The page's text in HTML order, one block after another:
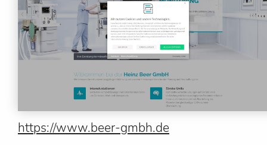
https://www.beer-gmbh.de